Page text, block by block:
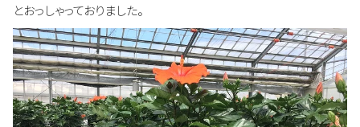
とおっしゃっておりました。